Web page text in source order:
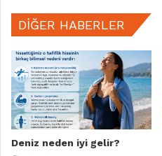
DIĞER HABERLER
Deniz neden iyi gelir?